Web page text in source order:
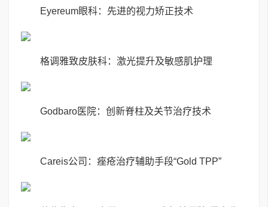
Eyereum眼科：先进的视力矫正技术
格调雅致皮肤科：激光提升及敏感肌护理
Godbaro医院：创新脊柱及关节治疗技术
Careis公司：痤疮治疗辅助手段“Gold TPP”